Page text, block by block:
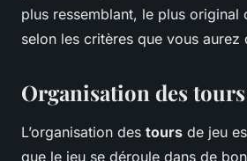
plus ressemblant, le plus original
selon les critères que vous aurez
Organisation des
L’organisation des tours de jeu
que le jeu se déroule dans de